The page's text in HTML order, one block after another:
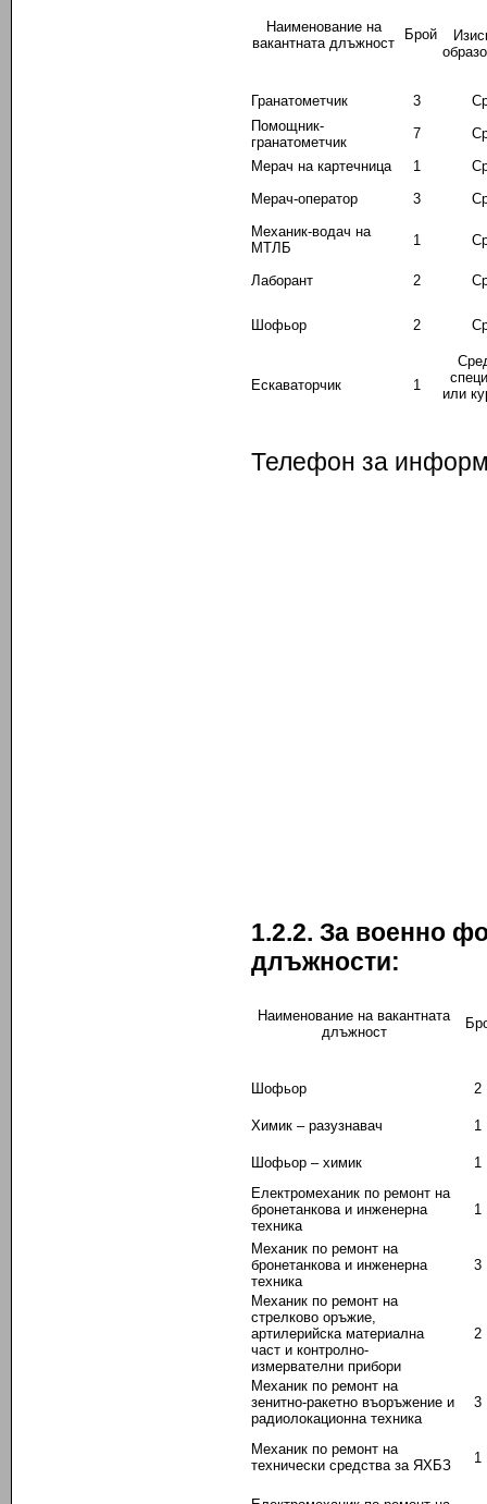
Наименование на
вакантната длъжност
Брой
Гранатометчик 3
Помощник-
гранатометчик
7
Мерач на картечница
1
Мерач-оператор
3
Механик-водач на
МТЛБ
1
Лаборант 2
Шофьор 2
Ескаваторчик 1
или
Телефон за
1.2.2. За военно
длъжности:
Наименование на вакантната
длъжност
Шофьор 2
Химик – разузнавач 1
Шофьор – химик
1
Електромеханик по ремонт на
бронетанкова и инженерна
техника
1
Механик по ремонт на
бронетанкова и инженерна
техника
3
Механик по ремонт на
стрелково оръжие,
артилерийска материална
част и контролно-
измервателни прибори
2
Механик по ремонт на
зенитно-ракетно въоръжение и
радиолокационна техника
3
Механик по ремонт на
технически средства за ЯХБЗ
1